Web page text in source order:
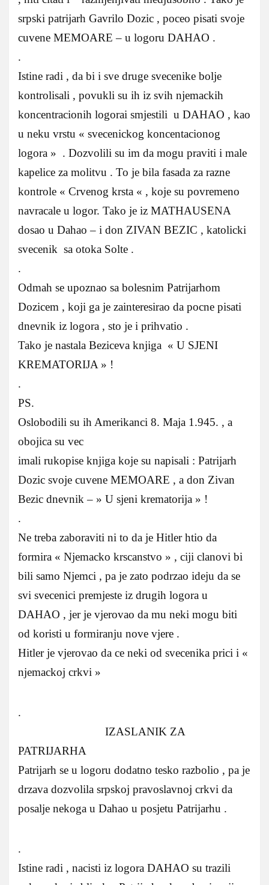
srpski patrijarh Gavrilo Dozic , poceo pisati svoje
cuvene MEMOARE – u logoru DAHAO .
.
Istine radi , da bi i sve druge svecenike bolje
kontrolisali , povukli su ih iz svih njemackih
koncentracionih logorai smjestili u DAHAO , kao
u neku vrstu « svecenickog koncentacionog
logora » . Dozvolili su im da mogu praviti i male
kapelice za molitvu . To je bila fasada za razne
kontrole « Crvenog krsta « , koje su povremeno
navracale u logor. Tako je iz MATHAUSENA
dosao u Dahao – i don ZIVAN BEZIC , katolicki
svecenik sa otoka Solte .
.
Odmah se upoznao sa bolesnim Patrijarhom
Dozicem , koji ga je zainteresirao da pocne pisati
dnevnik iz logora , sto je i prihvatio .
Tako je nastala Beziceva knjiga « U SJENI
KREMATORIJA » !
.
PS.
Oslobodili su ih Amerikanci 8. Maja 1.945. , a
obojica su vec
imali rukopise knjiga koje su napisali : Patrijarh
Dozic svoje cuvene MEMOARE , a don Zivan
Bezic dnevnik – » U sjeni krematorija » !
.
Ne treba zaboraviti ni to da je Hitler htio da
formira « Njemacko krscanstvo » , ciji clanovi bi
bili samo Njemci , pa je zato podrzao ideju da se
svi svecenici premjeste iz drugih logora u
DAHAO , jer je vjerovao da mu neki mogu biti
od koristi u formiranju nove vjere .
Hitler je vjerovao da ce neki od svecenika prici i «
njemackoj crkvi »
.
IZASLANIK ZA
PATRIJARHA
Patrijarh se u logoru dodatno tesko razbolio , pa je
drzava dozvolila srpskoj pravoslavnoj crkvi da
posalje nekoga u Dahao u posjetu Patrijarhu .
.
Istine radi , nacisti iz logora DAHAO su trazili